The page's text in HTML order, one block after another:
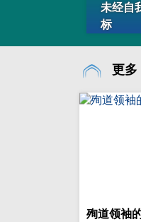
未经自
标
更多
殉道领袖